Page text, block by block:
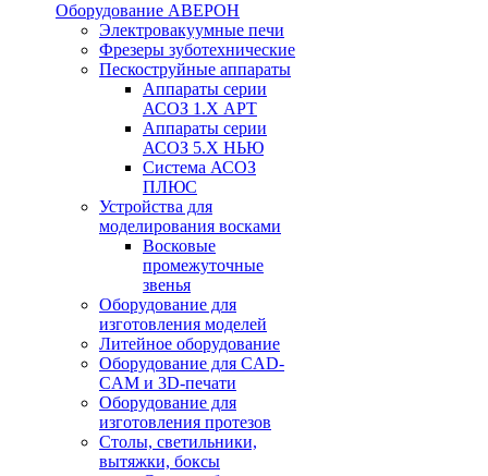
Оборудование АВЕРОН
Электровакуумные печи
Фрезеры зуботехнические
Пескоструйные аппараты
Аппараты серии
АСОЗ 1.Х АРТ
Аппараты серии
АСОЗ 5.Х НЬЮ
Система АСОЗ
ПЛЮС
Устройства для
моделирования восками
Восковые
промежуточные
звенья
Оборудование для
изготовления моделей
Литейное оборудование
Оборудование для CAD-
CAM и 3D-печати
Оборудование для
изготовления протезов
Cтолы, светильники,
вытяжки, боксы